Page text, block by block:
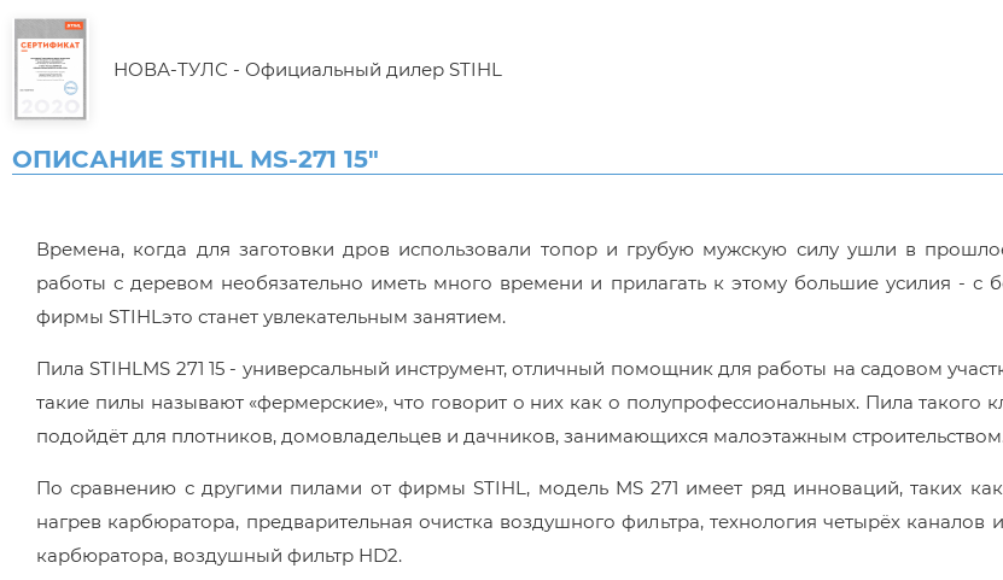
НОВА-ТУЛС - Официальный дилер STIHL
ОПИСАНИЕ STIHL MS-271 15"
Времена, когда для заготовки дров использовали топор и грубую мужскую силу ушли в
работы с деревом необязательно иметь много времени и прилагать к этому большие усилия - с
фирмы STIHLэто станет увлекательным занятием.
Пила STIHLMS 271 15 - универсальный инструмент, отличный помощник для работы на садовом
такие пилы называют «фермерские», что говорит о них как о полупрофессиональных. Пила такого
подойдёт для плотников, домовладельцев и дачников, занимающихся малоэтажным
По сравнению с другими пилами от фирмы STIHL, модель MS 271 имеет ряд инноваций, таких
нагрев карбюратора, предварительная очистка воздушного фильтра, технология четырёх каналов
карбюратора, воздушный фильтр HD2.